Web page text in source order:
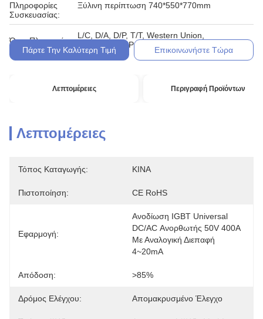
Πληροφορίες
Συσκευασίας:
Ξύλινη περίπτωση 740*550*770mm
Όροι Πληρωμής:
L/C, D/A, D/P, T/T, Western Union,
MoneyGram, Paypal
Πάρτε Την Καλύτερη Τιμή Επικοινωνήστε Τώρα
Λεπτομέρειες Περιγραφή Προϊόντων
Λεπτομέρειες
Τόπος Καταγωγής: ΚΙΝΑ
Πιστοποίηση: CE RoHS
Εφαρμογή:
Ανοδίωση IGBT Universal
DC/AC Ανορθωτής 50V 400A
Με Αναλογική Διεπαφή
4~20mA
Απόδοση: >85%
Δρόμος Ελέγχου: Απομακρυσμένο Έλεγχο